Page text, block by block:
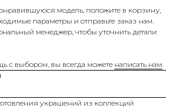
модель, положите в корзину,
параметры и отправьте заказ нам.
менеджер, чтобы уточнить детали
с выбором, вы всегда можете написать нам
украшений из коллекций